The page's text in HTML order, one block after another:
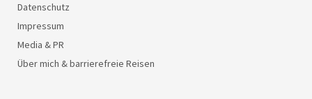
Datenschutz
Impressum
Media & PR
Über mich & barrierefreie Reisen